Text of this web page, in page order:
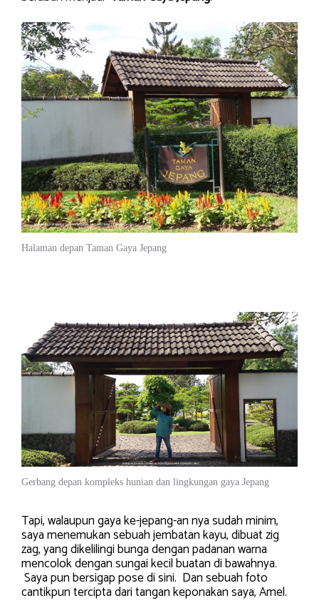
Halaman depan Taman Gaya Jepang
Gerbang depan kompleks hunian dan lingkungan gaya Jepang
Tapi, walaupun gaya ke-jepang-an nya sudah minim,
saya menemukan sebuah jembatan kayu, dibuat zig
zag, yang dikelilingi bunga dengan padanan warna
mencolok dengan sungai kecil buatan di bawahnya.
Saya pun bersigap pose di sini. Dan sebuah foto
cantikpun tercipta dari tangan keponakan saya, Amel.